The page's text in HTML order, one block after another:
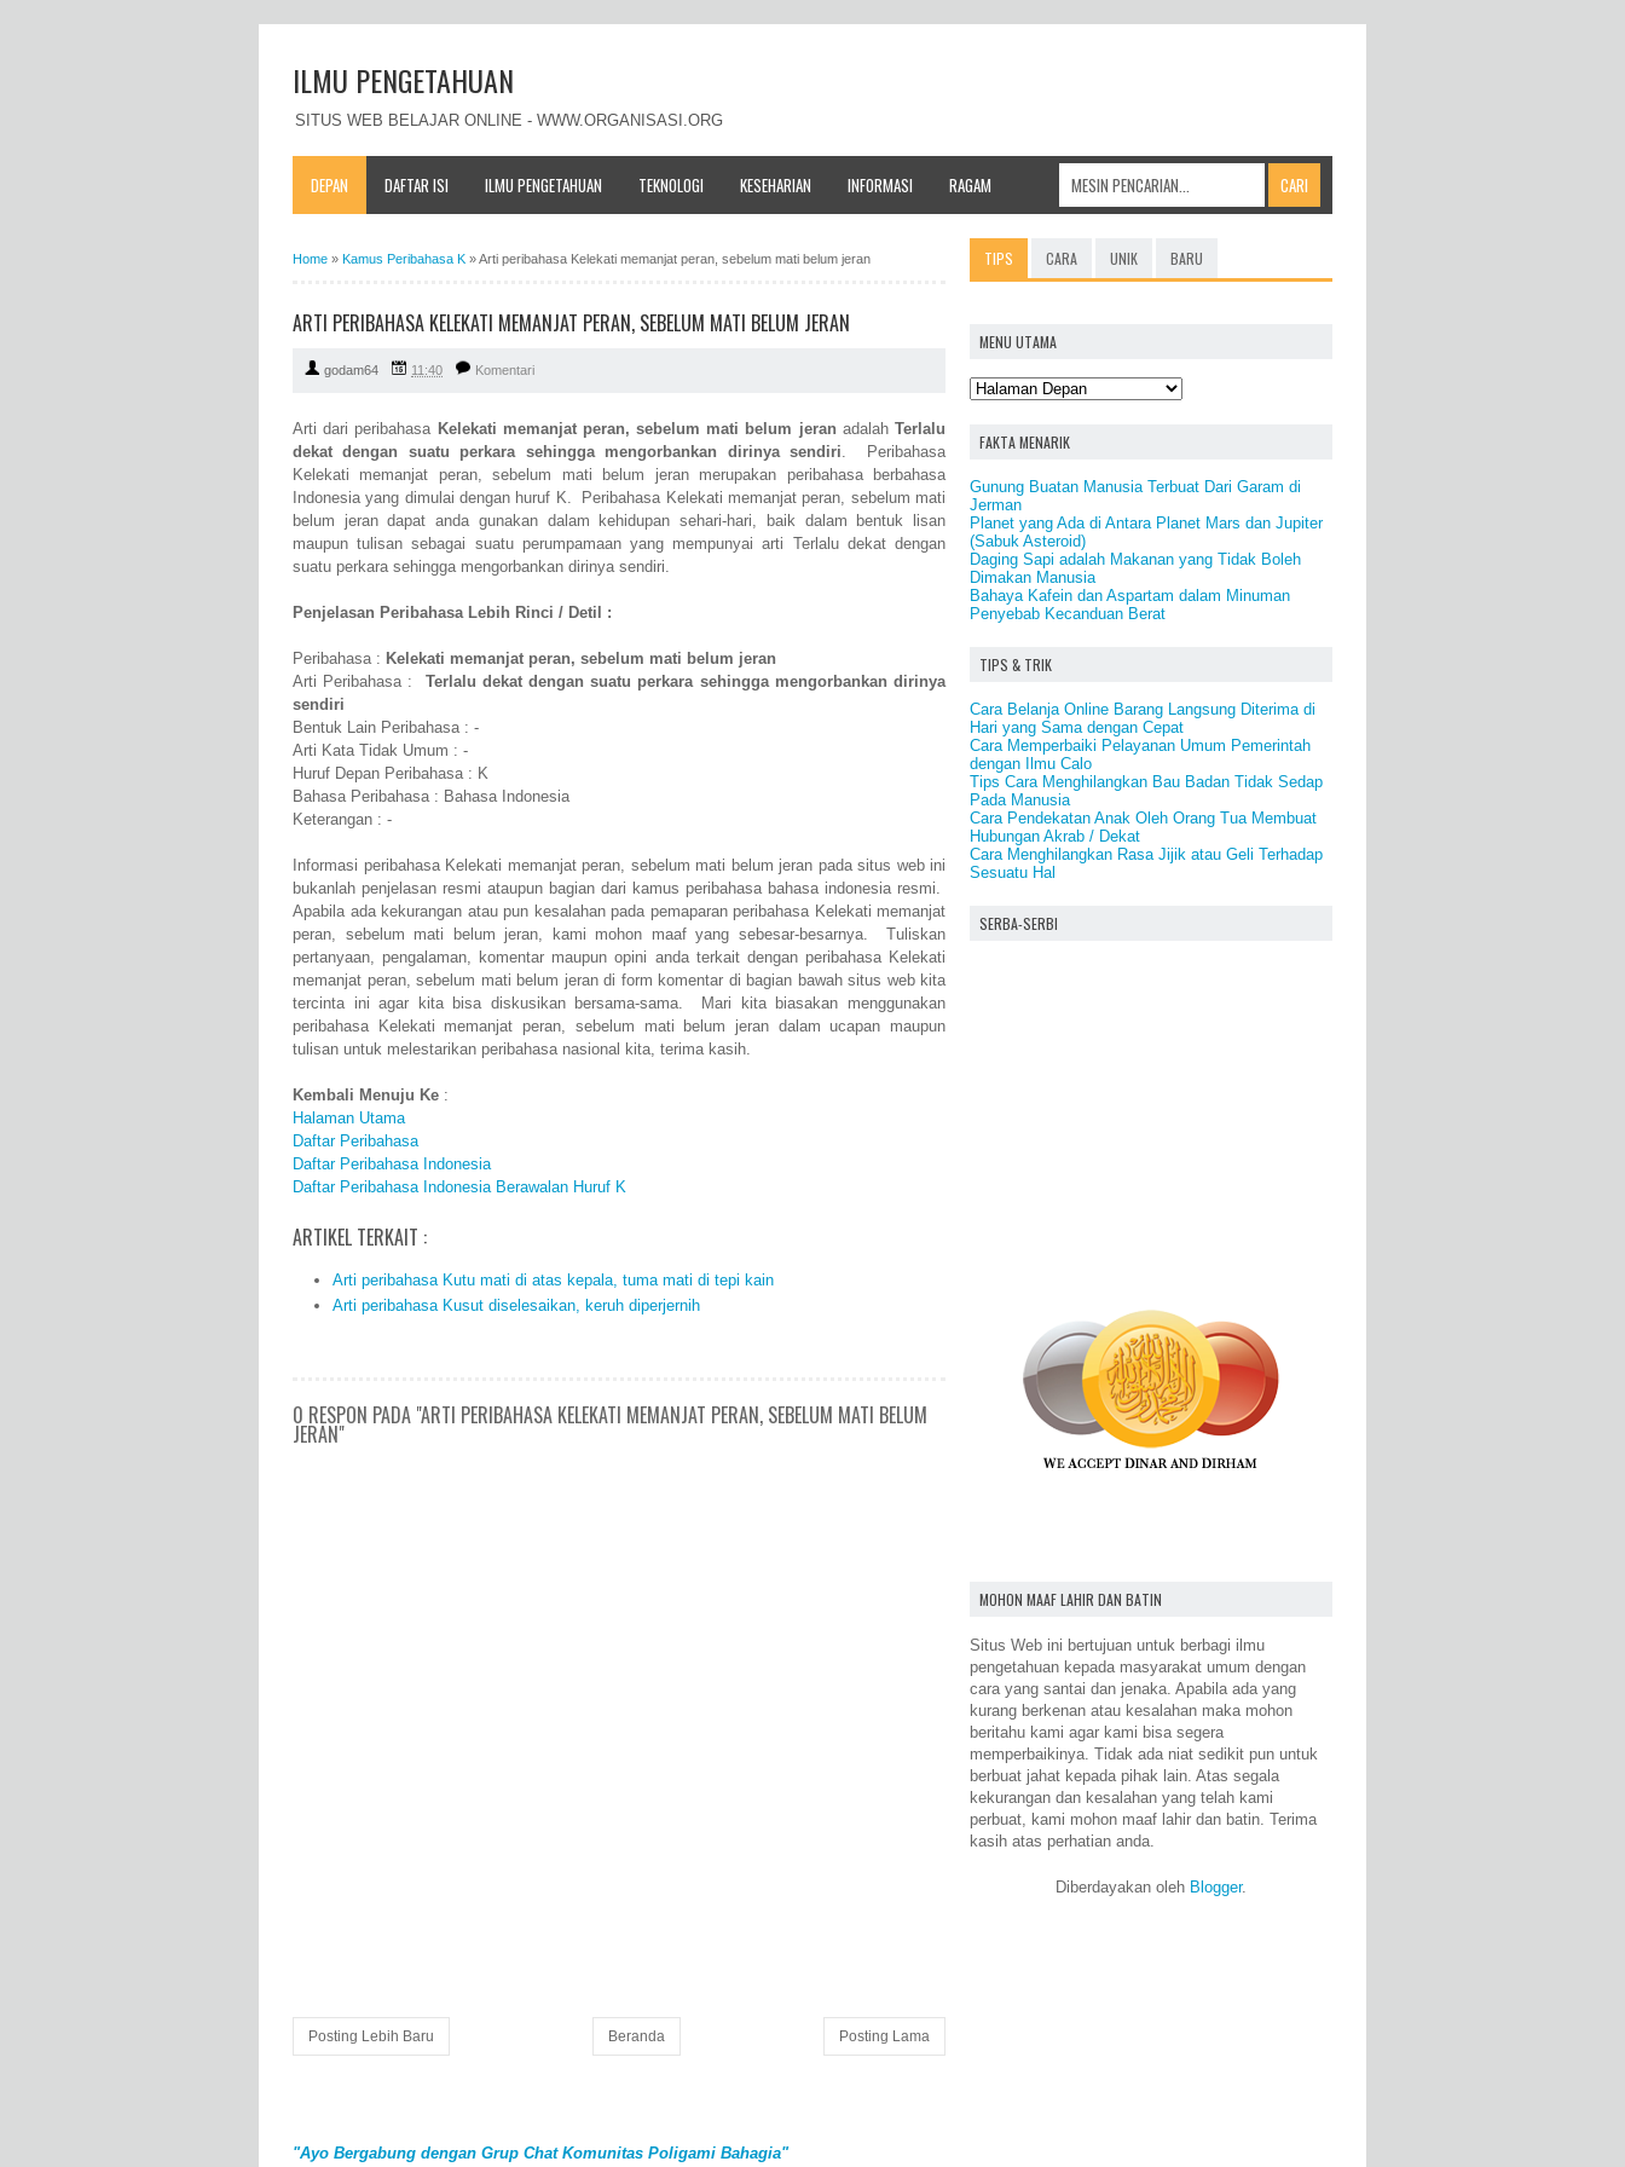
ILMU PENGETAHUAN
SITUS WEB BELAJAR ONLINE - WWW.ORGANISASI.ORG
DEPAN DAFTAR ISI ILMU PENGETAHUAN TEKNOLOGI KESEHARIAN INFORMASI RAGAM
Home » Kamus Peribahasa K »Arti peribahasa Kelekati memanjat peran, sebelum mati belum jeran
ARTI PERIBAHASA KELEKATI MEMANJAT PERAN, SEBELUM MATI BELUM JERAN
godam64 11:40 Komentari
Arti dari peribahasa Kelekati memanjat peran, sebelum mati belum jeran adalahTerlalu
dekat dengan suatu perkara sehingga mengorbankan dirinya sendiri. Peribahasa
Kelekati memanjat peran, sebelum mati belum jeran merupakan peribahasa berbahasa
Indonesia yang dimulai dengan huruf K. Peribahasa Kelekati memanjat peran, sebelum mati
belum jeran dapat anda gunakan dalam kehidupan sehari-hari, baik dalam bentuk lisan
maupun tulisan sebagai suatu perumpamaan yang mempunyai arti Terlalu dekat dengan
suatu perkara sehingga mengorbankan dirinya sendiri.
Penjelasan Peribahasa Lebih Rinci / Detil :
Peribahasa : Kelekati memanjat peran, sebelum mati belum jeran
Arti Peribahasa : Terlalu dekat dengan suatu perkara sehingga mengorbankan dirinya
sendiri
Bentuk Lain Peribahasa : -
Arti Kata Tidak Umum : -
Huruf Depan Peribahasa : K
Bahasa Peribahasa : Bahasa Indonesia
Keterangan : -
Informasi peribahasa Kelekati memanjat peran, sebelum mati belum jeran pada situs web ini
bukanlah penjelasan resmi ataupun bagian dari kamus peribahasa bahasa indonesia resmi.
Apabila ada kekurangan atau pun kesalahan pada pemaparan peribahasa Kelekati memanjat
peran, sebelum mati belum jeran, kami mohon maaf yang sebesar-besarnya. Tuliskan
pertanyaan, pengalaman, komentar maupun opini anda terkait dengan peribahasa Kelekati
memanjat peran, sebelum mati belum jeran di form komentar di bagian bawah situs web kita
tercinta ini agar kita bisa diskusikan bersama-sama. Mari kita biasakan menggunakan
peribahasa Kelekati memanjat peran, sebelum mati belum jeran dalam ucapan maupun
tulisan untuk melestarikan peribahasa nasional kita, terima kasih.
Kembali Menuju Ke :
Halaman Utama
Daftar Peribahasa
Daftar Peribahasa Indonesia
Daftar Peribahasa Indonesia Berawalan Huruf K
ARTIKEL TERKAIT :
Arti peribahasa Kutu mati di atas kepala, tuma mati di tepi kain
Arti peribahasa Kusut diselesaikan, keruh diperjernih
0 RESPON PADA "ARTI PERIBAHASA KELEKATI MEMANJAT PERAN, SEBELUM MATI BELUM
JERAN"
Posting Lebih Baru Posting Lama
Beranda
"Ayo Bergabung dengan Grup Chat Komunitas Poligami Bahagia"
TIPS CARA UNIK BARU
MENU UTAMA
FAKTA MENARIK
Gunung Buatan Manusia Terbuat Dari Garam di
Jerman
Planet yang Ada di Antara Planet Mars dan Jupiter
(Sabuk Asteroid)
Daging Sapi adalah Makanan yang Tidak Boleh
Dimakan Manusia
Bahaya Kafein dan Aspartam dalam Minuman
Penyebab Kecanduan Berat
TIPS & TRIK
Cara Belanja Online Barang Langsung Diterima di
Hari yang Sama dengan Cepat
Cara Memperbaiki Pelayanan Umum Pemerintah
dengan Ilmu Calo
Tips Cara Menghilangkan Bau Badan Tidak Sedap
Pada Manusia
Cara Pendekatan Anak Oleh Orang Tua Membuat
Hubungan Akrab / Dekat
Cara Menghilangkan Rasa Jijik atau Geli Terhadap
Sesuatu Hal
SERBA-SERBI
MOHON MAAF LAHIR DAN BATIN
Situs Web ini bertujuan untuk berbagi ilmu
pengetahuan kepada masyarakat umum dengan
cara yang santai dan jenaka. Apabila ada yang
kurang berkenan atau kesalahan maka mohon
beritahu kami agar kami bisa segera
memperbaikinya. Tidak ada niat sedikit pun untuk
berbuat jahat kepada pihak lain. Atas segala
kekurangan dan kesalahan yang telah kami
perbuat, kami mohon maaf lahir dan batin. Terima
kasih atas perhatian anda.
Diberdayakan oleh Blogger.